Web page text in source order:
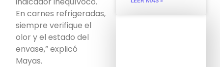
En carnes refrigeradas,
siempre verifique el
olor y el estado del
envase,” explicó
Mayas.